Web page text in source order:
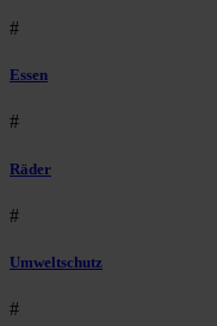
#
Essen
#
Räder
#
Umweltschutz
#